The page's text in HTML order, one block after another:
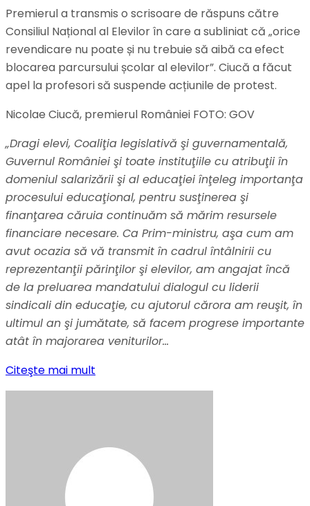
Premierul a transmis o scrisoare de răspuns către
Consiliul Național al Elevilor în care a subliniat că „orice
revendicare nu poate și nu trebuie să aibă ca efect
blocarea parcursului școlar al elevilor”. Ciucă a făcut
apel la profesori să suspende acțiunile de protest.
Nicolae Ciucă, premierul României FOTO: GOV
„Dragi elevi, Coaliţia legislativă şi guvernamentală,
Guvernul României şi toate instituţiile cu atribuţii în
domeniul salarizării şi al educaţiei înţeleg importanţa
procesului educaţional, pentru susţinerea şi
finanţarea căruia continuăm să mărim resursele
financiare necesare. Ca Prim-ministru, aşa cum am
avut ocazia să vă transmit în cadrul întâlnirii cu
reprezentanţii părinţilor şi elevilor, am angajat încă
de la preluarea mandatului dialogul cu liderii
sindicali din educaţie, cu ajutorul cărora am reuşit, în
ultimul an şi jumătate, să facem progrese importante
atât în majorarea veniturilor…
Citeşte mai mult